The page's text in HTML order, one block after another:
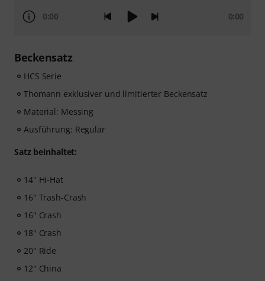
0:00 0:00
Beckensatz
HCS Serie
Thomann exklusiver und limitierter Beckensatz
Material: Messing
Ausführung: Regular
Satz beinhaltet:
14" Hi-Hat
16" Trash-Crash
16" Crash
18" Crash
20" Ride
12" China